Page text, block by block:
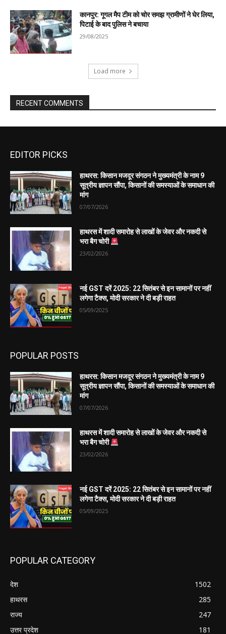
EDITOR PICKS
हाथरस: किसान मजदूर संगठन ने मुख्यमंत्री के नाम 9
सूत्रीय ज्ञापन सौंपा, किसानों की समस्याओं के समाधान की
मांग
07/07/2026
हाथरस में शादी समारोह से लाखों के जेवर और नकदी से
भरा बैग चोरी
23/02/2026
नई GST दरें 2025: 22 सितंबर से इन सामानों पर नहीं
लगेगा टैक्स, मोदी सरकार ने दी बड़ी राहत
05/09/2025
POPULAR POSTS
हाथरस: किसान मजदूर संगठन ने मुख्यमंत्री के नाम 9
सूत्रीय ज्ञापन सौंपा, किसानों की समस्याओं के समाधान की
मांग
07/07/2026
हाथरस में शादी समारोह से लाखों के जेवर और नकदी से
भरा बैग चोरी
23/02/2026
नई GST दरें 2025: 22 सितंबर से इन सामानों पर नहीं
लगेगा टैक्स, मोदी सरकार ने दी बड़ी राहत
05/09/2025
POPULAR CATEGORY
देश
1502
हाथरस
285
राज्य
247
उत्तर प्रदेश
181